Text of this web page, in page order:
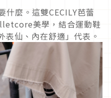
什麼。這雙CECILY芭蕾
美學，結合運動鞋
表仙、內在舒適」代表。